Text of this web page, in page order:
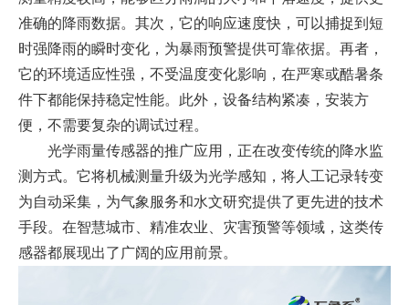
准确的降雨数据。其次，它的响应速度快，可以捕捉到短
时强降雨的瞬时变化，为暴雨预警提供可靠依据。再者，
它的环境适应性强，不受温度变化影响，在严寒或酷暑条
件下都能保持稳定性能。此外，设备结构紧凑，安装方
便，不需要复杂的调试过程。
光学雨量传感器的推广应用，正在改变传统的降水监
测方式。它将机械测量升级为光学感知，将人工记录转变
为自动采集，为气象服务和水文研究提供了更先进的技术
手段。在智慧城市、精准农业、灾害预警等领域，这类传
感器都展现出了广阔的应用前景。